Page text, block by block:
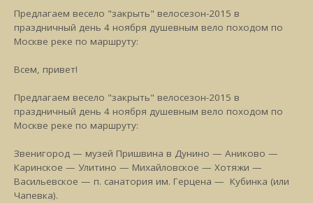
Предлагаем весело "закрыть" велосезон-2015 в
праздничный день 4 ноября душевным вело походом по
Москве реке по маршруту:
Всем, привет!
Предлагаем весело "закрыть" велосезон-2015 в
праздничный день 4 ноября душевным вело походом по
Москве реке по маршруту:
Звенигород — музей Пришвина в Дунино — Аниково —
Каринское — Улитино — Михайловское — Хотяжи —
Васильевское — п. санатория им. Герцена — Кубинка (или
Чапевка).